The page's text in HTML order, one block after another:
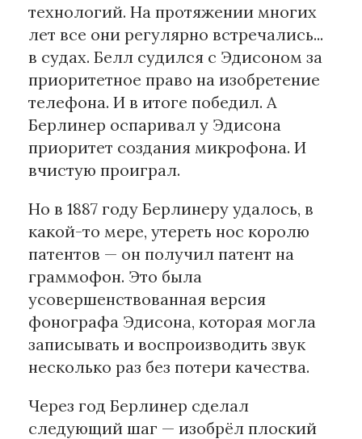
технологий. На протяжении многих
лет все они регулярно встречались...
в судах. Белл судился с Эдисоном за
приоритетное право на изобретение
телефона. И в итоге победил. А
Берлинер оспаривал у Эдисона
приоритет создания микрофона. И
вчистую проиграл.
Но в 1887 году Берлинеру удалось, в
какой-то мере, утереть нос королю
патентов — он получил патент на
граммофон. Это была
усовершенствованная версия
фонографа Эдисона, которая могла
записывать и воспроизводить звук
несколько раз без потери качества.
Через год Берлинер сделал
следующий шаг — изобрёл плоский